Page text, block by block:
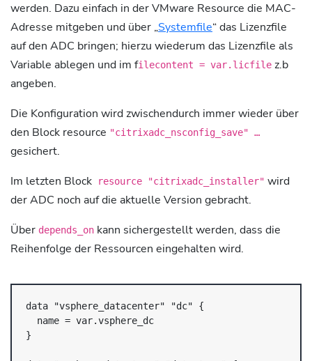
werden. Dazu einfach in der VMware Resource die MAC-
Adresse mitgeben und über „Systemfile“ das Lizenzfile
auf den ADC bringen; hierzu wiederum das Lizenzfile als
Variable ablegen und im filecontent = var.licfile z.b
angeben.
Die Konfiguration wird zwischendurch immer wieder über
den Block resource "citrixadc_nsconfig_save" …
gesichert.
Im letzten Block resource "citrixadc_installer" wird
der ADC noch auf die aktuelle Version gebracht.
Über depends_on kann sichergestellt werden, dass die
Reihenfolge der Ressourcen eingehalten wird.
data "vsphere_datacenter" "dc" {
  name = var.vsphere_dc
}